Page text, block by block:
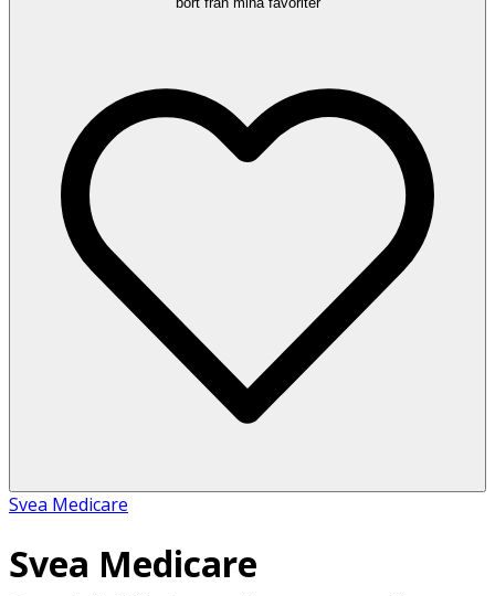
Svea Medicare
Svea Medicare